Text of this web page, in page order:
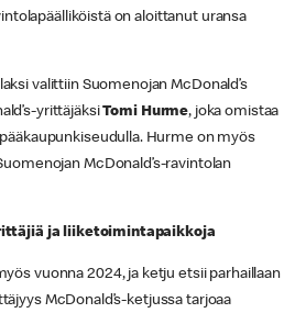
on aloittanut uransa
valittiin Suomenojan McDonald’s
yrittäjäksiTomi Hurme, joka omistaa
Hurme on myös
McDonald’s-ravintolan
ja liiketoimintapaikkoja
vuonna 2024, ja ketju etsii parhaillaan
McDonald’s-ketjussa tarjoaa